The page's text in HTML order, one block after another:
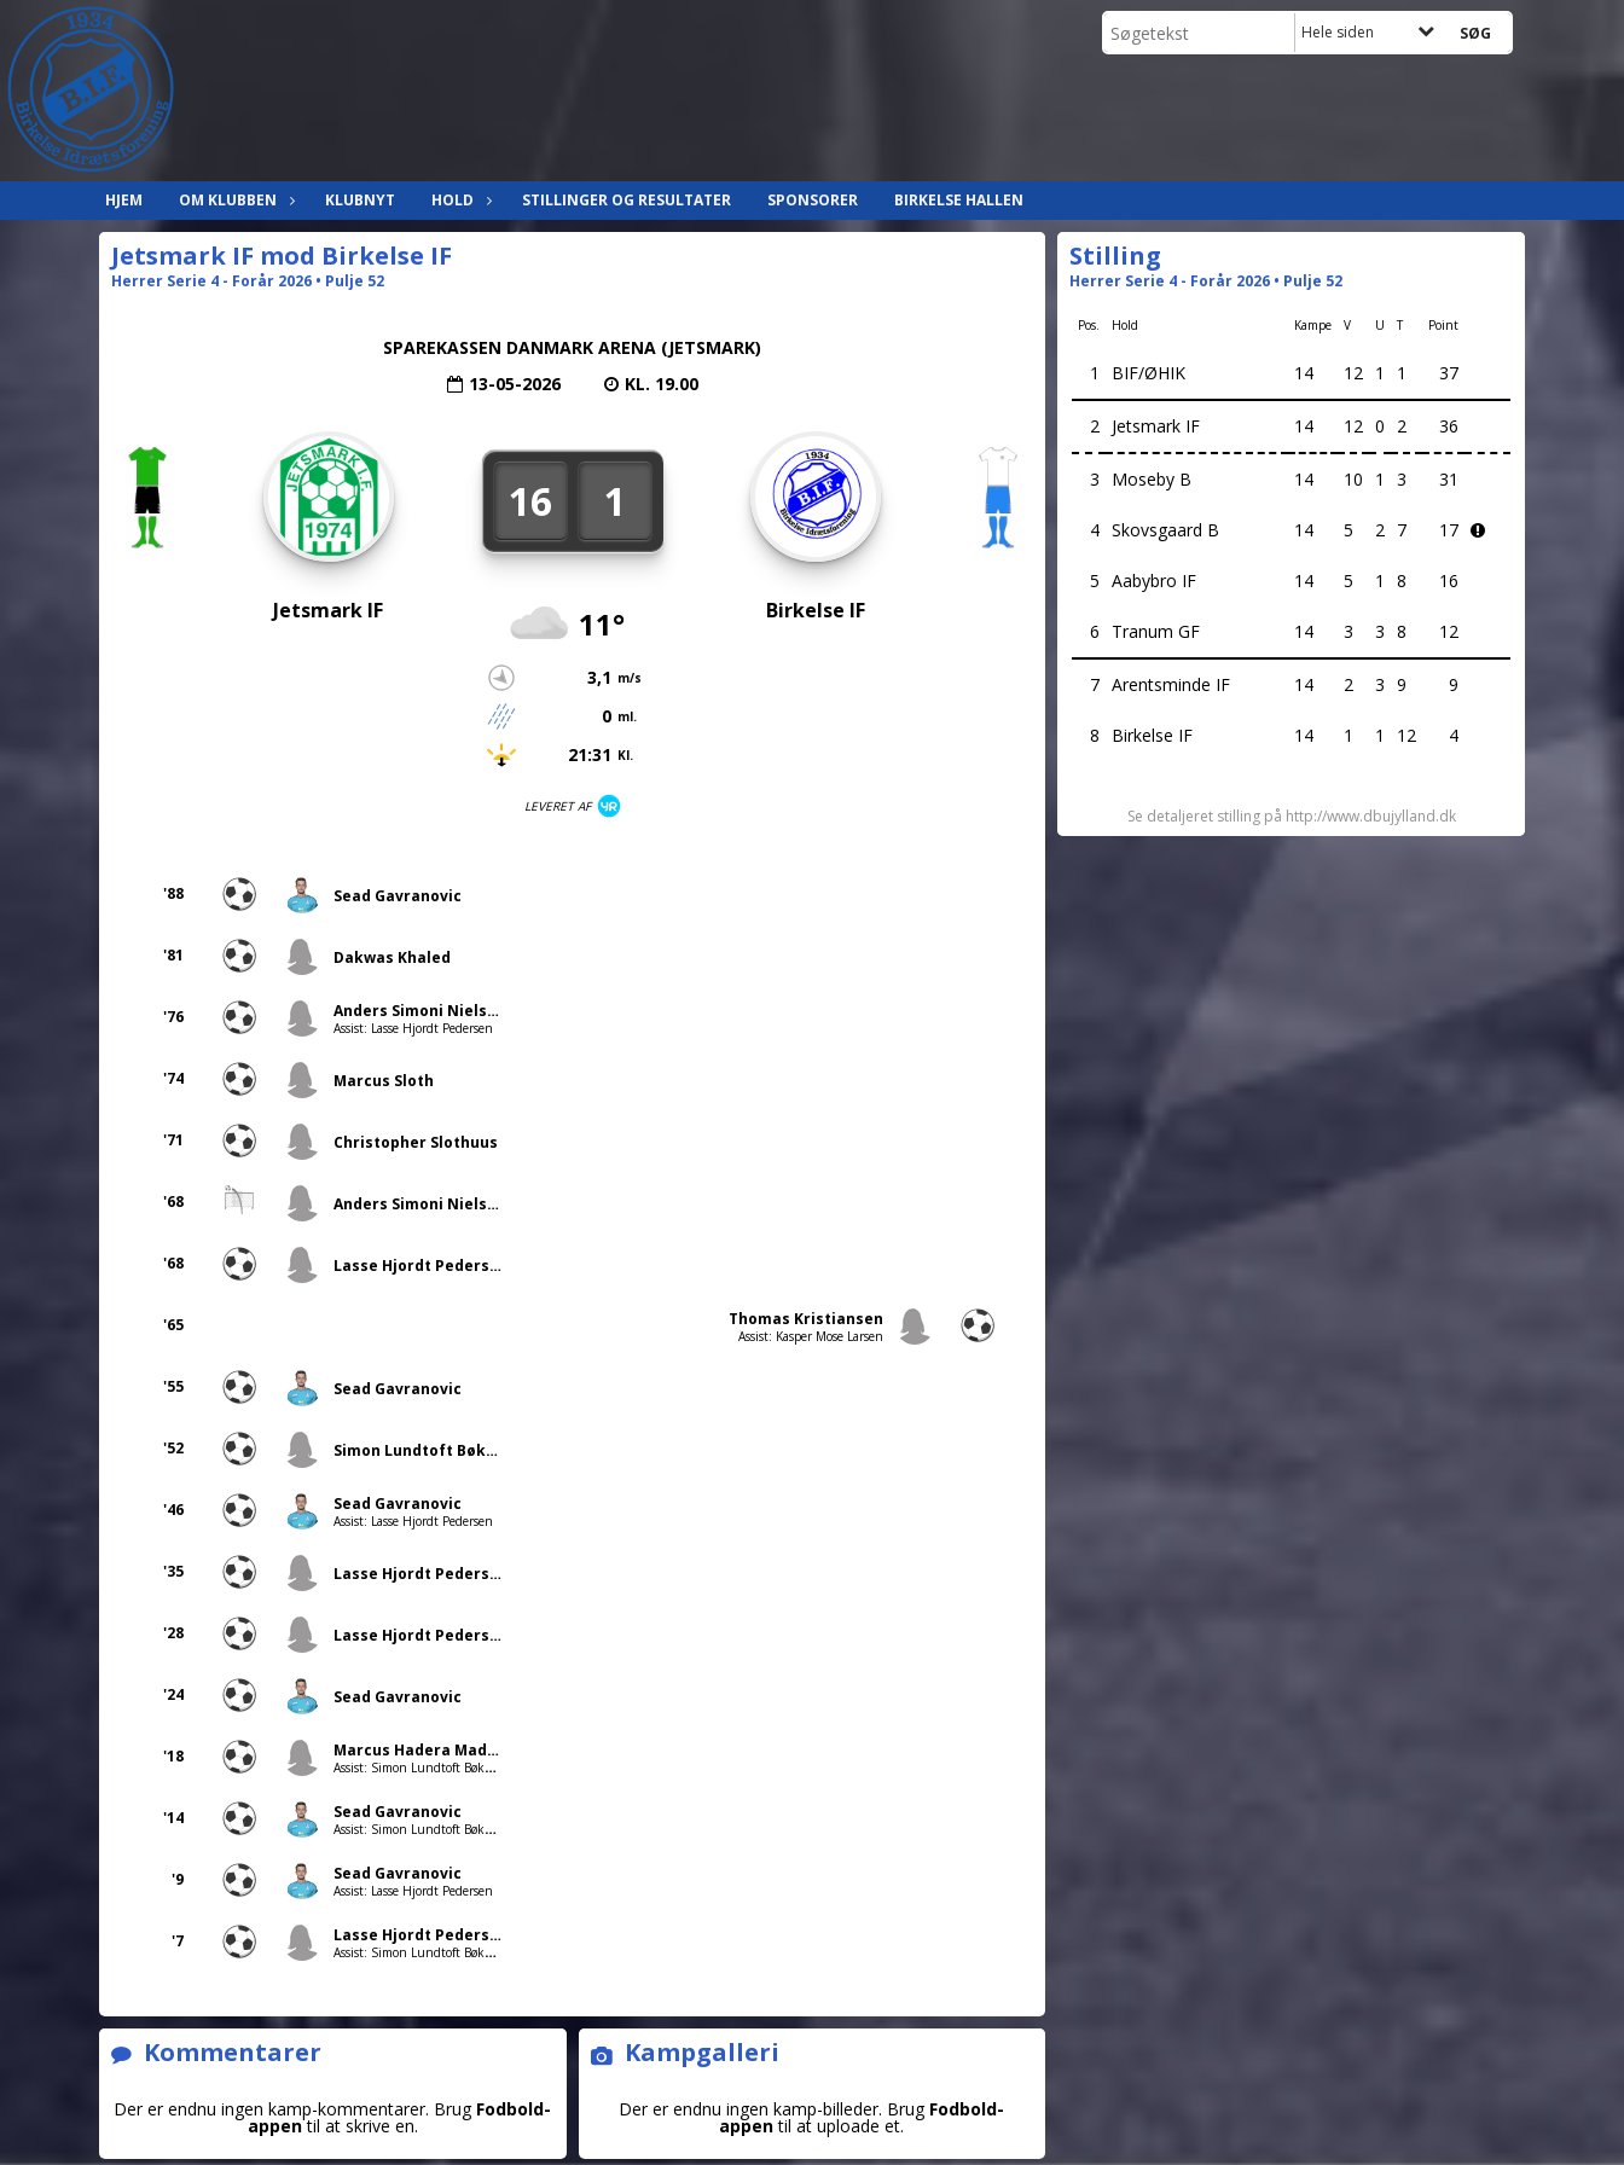
Hele siden
HJEM OM KLUBBEN KLUBNYT HOLD STILLINGER OG RESULTATER SPONSORER BIRKELSE HALLEN
Jetsmark IF mod Birkelse IF
Herrer Serie 4 - Forår 2026 • Pulje 52
SPAREKASSEN DANMARK ARENA (JETSMARK)
13-05-2026
KL. 19.00
Jetsmark IF
16 1
11°
3,1 m/s
0 ml.
21:31 Kl.
LEVERET AF
Birkelse IF
'88 Sead Gavranovic
'81 Dakwas Khaled
'76 Anders Simoni Nielsen
Assist: Lasse Hjordt Pedersen
'74 Marcus Sloth
'71 Christopher Slothuus
'68 Anders Simoni Nielsen
'68 Lasse Hjordt Pedersen
'65 Thomas Kristiansen
Assist: Kasper Mose Larsen
'55 Sead Gavranovic
'52 Simon Lundtoft Bøknæs
'46 Sead Gavranovic
Assist: Lasse Hjordt Pedersen
'35 Lasse Hjordt Pedersen
'28 Lasse Hjordt Pedersen
'24 Sead Gavranovic
'18 Marcus Hadera Madsen
Assist: Simon Lundtoft Bøknæs
'14 Sead Gavranovic
Assist: Simon Lundtoft Bøknæs
'9 Sead Gavranovic
Assist: Lasse Hjordt Pedersen
'7 Lasse Hjordt Pedersen
Assist: Simon Lundtoft Bøknæs
Stilling
Herrer Serie 4 - Forår 2026 • Pulje 52
Pos. Hold Kampe V U T Point
1 BIF/ØHIK 14 12 1 1 37
2 Jetsmark IF 14 12 0 2 36
3 Moseby B 14 10 1 3 31
4 Skovsgaard B 14 5 2 7 17
5 Aabybro IF 14 5 1 8 16
6 Tranum GF 14 3 3 8 12
7 Arentsminde IF 14 2 3 9 9
8 Birkelse IF 14 1 1 12 4
Se detaljeret stilling på http://www.dbujylland.dk
Kommentarer
Der er endnu ingen kamp-kommentarer. Brug Fodbold-
appentil at skrive en.
Kampgalleri
Der er endnu ingen kamp-billeder. Brug Fodbold-
appentil at uploade et.